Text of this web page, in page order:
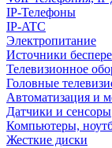
IP-Телефоны
IP-ATC
Электропитание
Источники
Телевизионное
Головные
Автоматизация и
Датчики и сенсоры
Компьютеры,
Жесткие диски